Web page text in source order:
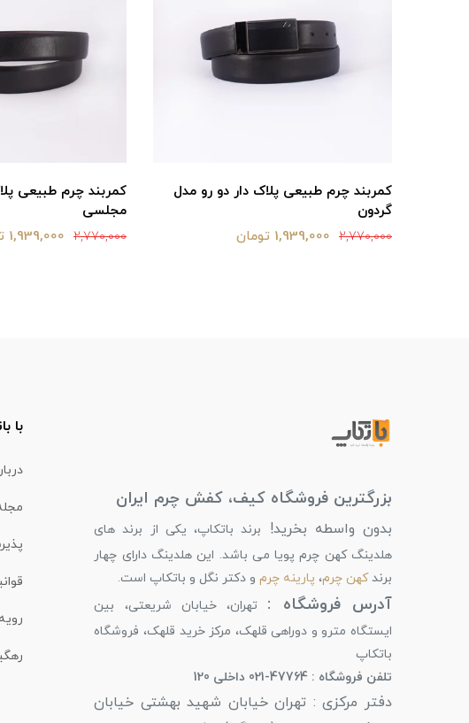
کمربند چرم طبیعی پلاک دار دو رو مدل
گردون
2,770,000 1,939,000 تومان
کمربند چرم طبیعی
مجلسی
2,770,000 1,939,000 تومان
بزرگترین فروشگاه کیف، کفش چرم ایران
بدون واسطه بخرید!
برند باتکاپ، یکی از برند های
هلدینگ کهن چرم پویا می باشد. این هلدینگ دارای چهار
برندکهن چرم، پارینه چرم و دکتر نگل و باتکاپ است.
آدرس فروشگاه : تهران، خیابان شریعتی، بین
ایستگاه مترو و دوراهی قلهک، مرکز خرید قلهک، فروشگاه
باتکاپ
تلفن فروشگاه : 47764-021 داخلی 120
دفتر مرکزی : تهران خیابان شهید بهشتی خیابان
با